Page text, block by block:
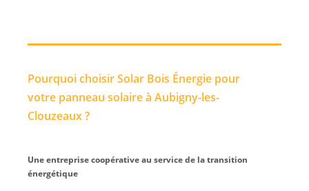
Pourquoi choisir Solar Bois Énergie pour
votre panneau solaire à Aubigny-les-
Clouzeaux ?
Une entreprise coopérative au service de la transition
énergétique